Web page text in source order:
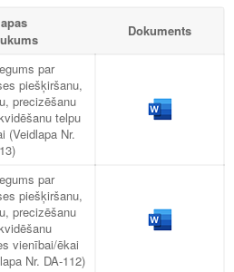
Dokuments
par
piešķiršanu,
precizēšanu
telpu
(Veidlapa Nr.
par
piešķiršanu,
precizēšanu
vienībai/ēkai
Nr. DA-112)